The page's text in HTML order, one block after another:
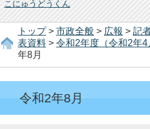
こにゅうどうくん
トップ> 市政全般 > 広報 > 記
表資料 > 令和2年度（令和2年4
年8月
令和2年8月